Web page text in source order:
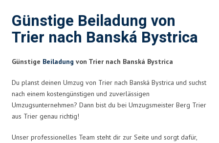
Günstige Beiladung von
Trier nach Banská Bystrica
Günstige Beiladung von Trier nach Banská Bystrica
Du planst deinen Umzug von Trier nach Banská Bystrica und suchst
nach einem kostengünstigen und zuverlässigen
Umzugsunternehmen? Dann bist du bei Umzugsmeister Berg Trier
aus Trier genau richtig!
Unser professionelles Team steht dir zur Seite und sorgt dafür,